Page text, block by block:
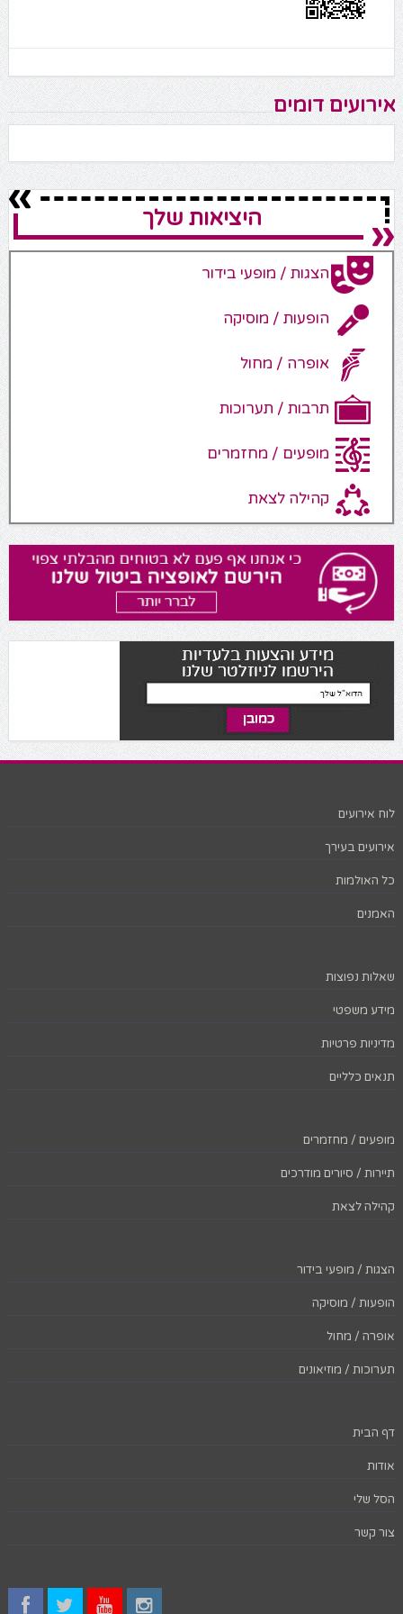
אירועים דומים
היציאות שלך
הצגות / מופעי בידור
הופעות / מוסיקה
אופרה / מחול
תרבות / תערוכות
מופעים / מחזמרים
קהילה לצאת
לוח אירועים
אירועים בעירך
כל האולמות
האמנים
שאלות נפוצות
מידע משפטי
מדיניות פרטיות
תנאים כלליים
מופעים / מחזמרים
תיירות / סיורים מודרכים
קהילה לצאת
הצגות / מופעי בידור
הופעות / מוסיקה
אופרה / מחול
תערוכות / מוזיאונים
דף הבית
אודות
הסל שלי
צור קשר